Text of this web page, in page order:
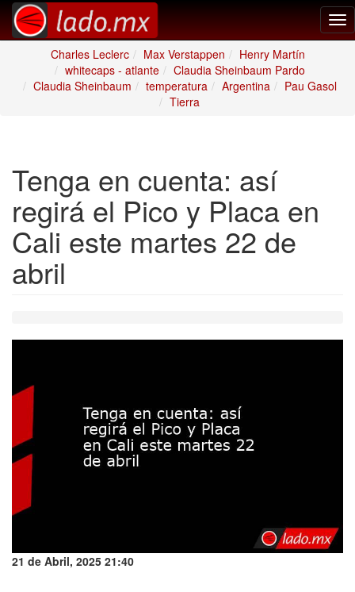
Charles Leclerc
Max Verstappen
Henry Martín
whitecaps - atlante
Claudia Sheinbaum Pardo
Claudia Sheinbaum
temperatura Argentina
Pau Gasol
Tierra
Tenga en cuenta: así
regirá el Pico y Placa en
Cali este martes 22 de
abril
21 de Abril, 2025 21:40